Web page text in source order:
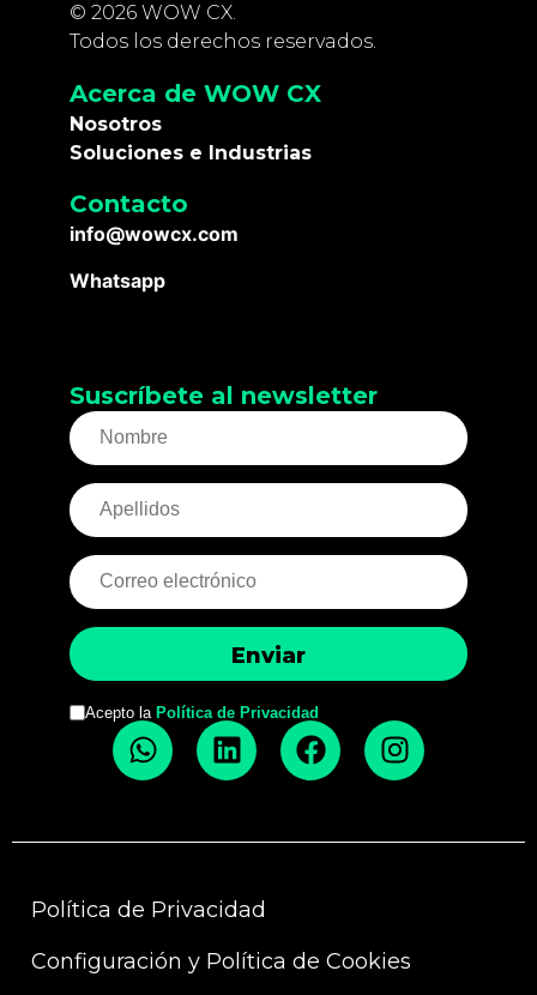
© 2026 WOW CX.
Todos los derechos reservados.
Acerca de WOW CX
Nosotros
Soluciones e Industrias
Contacto
info@wowcx.com
Whatsapp
Suscríbete al newsletter
Acepto la Política de Privacidad
Política de Privacidad
Configuración y Política de Cookies